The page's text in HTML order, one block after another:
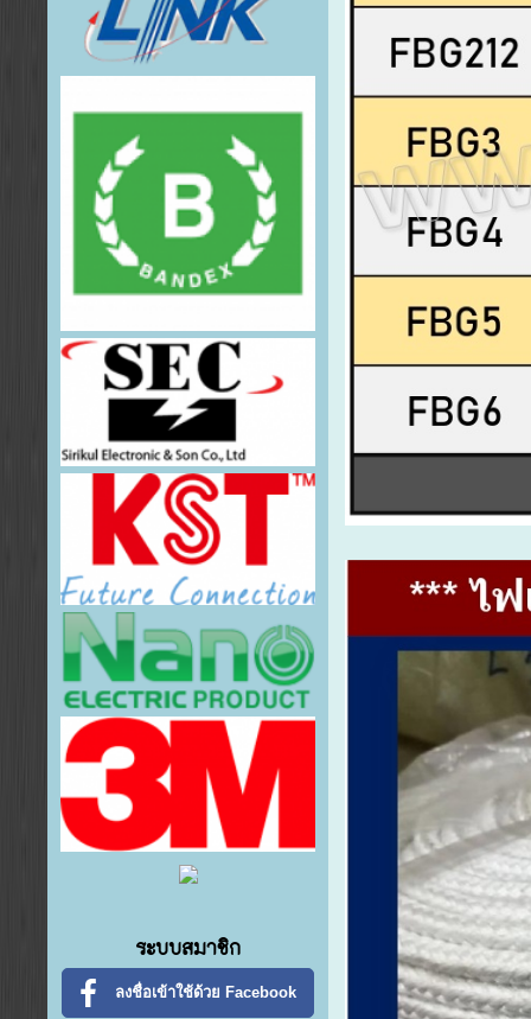
ระบบสมาชิก
ลงชื่อเข้าใช้ด้วย Facebook